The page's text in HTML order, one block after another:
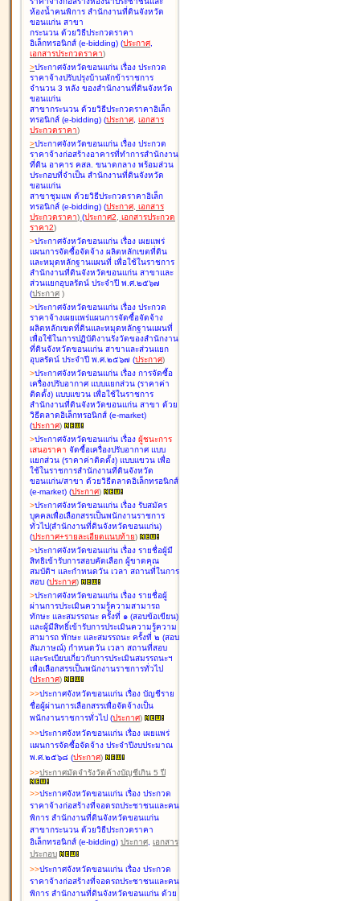
ห้องน้ำคนพิการ สำนักงานที่ดินจังหวัด
ขอนแก่น สาขา
กระนวน ด้วยวิธีประกวดราคา
อิเล็กทรอนิกส์ (e-bidding) (ประกาศ,
เอกสารประกวดราคา)
>ประกาศจังหวัดขอนแก่น เรื่อง ประกวด
ราคาจ้างปรับปรุงบ้านพักข้าราชการ
จำนวน 3 หลัง ของสำนักงานที่ดินจังหวัด
ขอนแก่น
สาขากระนวน ด้วยวิธีประกวดราคาอิเล็ก
ทรอนิกส์ (e-bidding) (ประกาศ, เอกสาร
ประกวดราคา)
>ประกาศจังหวัดขอนแก่น เรื่อง ประกวด
ราคาจ้างก่อสร้างอาคารที่ทำการสำนักงาน
ที่ดิน อาคาร คสล. ขนาดกลาง พร้อมส่วน
ประกอบที่จำเป็น สำนักงานที่ดินจังหวัด
ขอนแก่น
สาขาชุมแพ ด้วยวิธีประกวดราคาอิเล็ก
ทรอนิกส์ (e-bidding) (ประกาศ, เอกสาร
ประกวดราคา) (ประกาศ2, เอกสารประกวด
ราคา2)
>ประกาศจังหวัดขอนแก่น เรื่อง เผยแพร่
แผนการจัดซื้อจัดจ้าง ผลิตหลักเขตที่ดิน
และหมุดหลักฐานแผนที่ เพื่อใช้ในราชการ
สำนักงานที่ดินจังหวัดขอนแก่น สาขาและ
ส่วนแยกอุบลรัตน์ ประจำปี พ.ศ.๒๕๖๗
(ประกาศ )
>ประกาศจังหวัดขอนแก่น เรื่อง ประกวด
ราคาจ้างเผยแพร่แผนการจัดซื้อจัดจ้าง
ผลิตหลักเขตที่ดินและหมุดหลักฐานแผนที่
เพื่อใช้ในการปฏิบัติงานรังวัดของสำนักงาน
ที่ดินจังหวัดขอนแก่น สาขาและส่วนแยก
อุบลรัตน์ ประจำปี พ.ศ.๒๕๖๗ (ประกาศ)
>ประกาศจังหวัดขอนแก่น เรื่อง การจัดซื้อ
เครื่องปรับอากาศ แบบแยกส่วน (ราคาค่า
ติดตั้ง) แบบแขวน เพื่อใช้ในราชการ
สำนักงานที่ดินจังหวัดขอนแก่น สาขา ด้วย
วิธีตลาดอิเล็กทรอนิกส์ (e-market)
(ประกาศ)
>ประกาศจังหวัดขอนแก่น เรื่อง ผู้ชนะการ
เสนอราคา จัดซื้อเครื่องปรับอากาศ แบบ
แยกส่วน (ราคาค่าติดตั้ง) แบบแขวน เพื่อ
ใช้ในราชการสำนักงานที่ดินจังหวัด
ขอนแก่น/สาขา ด้วยวิธีตลาดอิเล็กทรอนิกส์
(e-market) (ประกาศ)
>ประกาศจังหวัดขอนแก่น เรื่อง รับสมัคร
บุคคลเพื่อเลือกสรรเป็นพนักงานราชการ
ทั่วไป(สำนักงานที่ดินจังหวัดขอนแก่น)
(ประกาศ+รายละเอียดแนบท้าย)
>ประกาศจังหวัดขอนแก่น เรื่อง รายชื่อผู้มี
สิทธิเข้ารับการสอบคัดเลือก ผู้ขาดคุณ
สมบัติฯ และกำหนดวัน เวลา สถานที่ในการ
สอบ (ประกาศ)
>ประกาศจังหวัดขอนแก่น เรื่อง รายชื่อผู้
ผ่านการประเมินความรู้ความสามารถ
ทักษะ และสมรรถนะ ครั้งที่ ๑ (สอบข้อเขียน)
และผู้มีสิทธิ์เข้ารับการประเมินความรู้ความ
สามารถ ทักษะ และสมรรถนะ ครั้งที่ ๒ (สอบ
สัมภาษณ์) กำหนดวัน เวลา สถานที่สอบ
และระเบียบเกี่ยวกับการประเมินสมรรถนะฯ
เพื่อเลือกสรรเป็นพนักงานราชการทั่วไป
(ประกาศ)
>>ประกาศจังหวัดขอนแก่น เรื่อง บัญชีราย
ชื่อผู้ผ่านการเลือกสรรเพื่อจัดจ้างเป็น
พนักงานราชการทั่วไป (ประกาศ)
>>ประกาศจังหวัดขอนแก่น เรื่อง เผยแพร่
แผนการจัดซื้อจัดจ้าง ประจำปีงบประมาณ
พ.ศ.๒๕๖๘ (ประกาศ)
>>ประกาศมัดจำรังวัดค้างบัญชีเกิน 5 ปี
>>ประกาศจังหวัดขอนแก่น เรื่อง ประกวด
ราคาจ้างก่อสร้างที่จอดรถประชาชนและคน
พิการ สำนักงานที่ดินจังหวัดขอนแก่น
สาขากระนวน ด้วยวิธีประกวดราคา
อิเล็กทรอนิกส์ (e-bidding) ประกาศ, เอกสาร
ประกอบ
>>ประกาศจังหวัดขอนแก่น เรื่อง ประกวด
ราคาจ้างก่อสร้างที่จอดรถประชาชนและคน
พิการ สำนักงานที่ดินจังหวัดขอนแก่น ด้วย